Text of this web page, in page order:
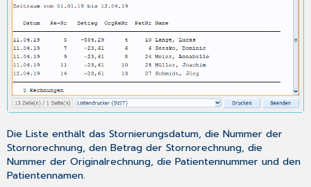
Die Liste enthält das Stornierungsdatum, die Nummer der
Stornorechnung, den Betrag der Stornorechnung, die
Nummer der Originalrechnung, die Patientennummer und den
Patientennamen.